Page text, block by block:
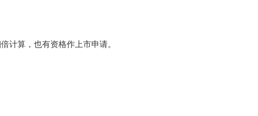
计算，也有资格作上市申请。